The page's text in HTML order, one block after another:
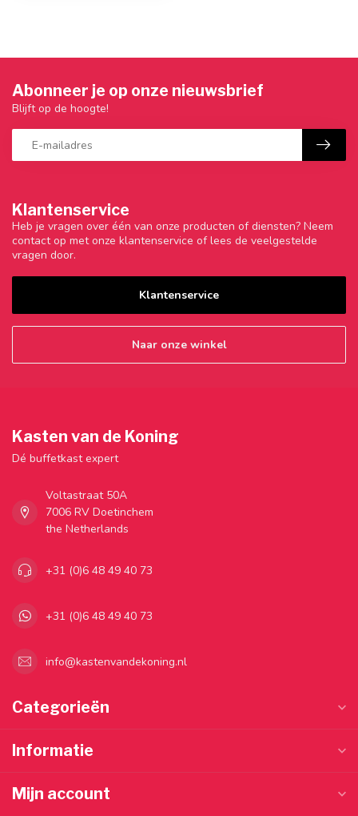
Klantenservice
Heb je vragen over één van onze producten of diensten? Neem
contact op met onze klantenservice of lees de veelgestelde
vragen door.
Klantenservice
Naar onze winkel
Abonneer je op onze nieuwsbrief
Blijft op de hoogte!
Kasten van de Koning
Dé buffetkast expert
Voltastraat 50A
7006 RV Doetinchem
the Netherlands
+31 (0)6 48 49 40 73
+31 (0)6 48 49 40 73
info@kastenvandekoning.nl
Categorieën
Informatie
Mijn account